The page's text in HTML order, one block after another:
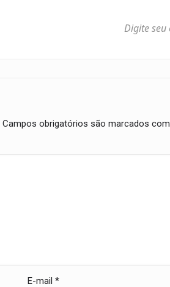
Campos obrigatórios são marcados com
E-mail*